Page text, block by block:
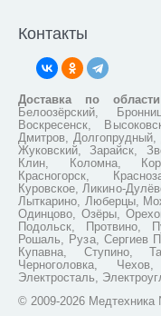
Контакты
Доставка по
Белоозёрский,
Воскресенск,
Дмитров,
Жуковский, Зарайск,
Клин, Коломна,
Красногорск,
Куровское, Ликино-
Лыткарино, Люберцы,
Одинцово, Озёры,
Подольск, Протвино,
Рошаль, Руза, Сергиев
Купавна, Ступино,
Черноголовка,
Электросталь,
© 2009-2026